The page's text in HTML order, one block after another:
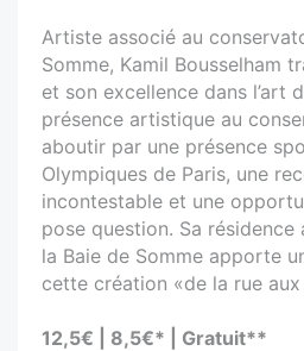
Artiste associé au
Somme, Kamil Bousselham
et son excellence dans l’art
présence artistique au
aboutir par une présence
Olympiques de Paris, une
incontestable et une
pose question. Sa
la Baie de Somme apporte
cette création «de la rue
12,5€ | 8,5€* | Gratuit**